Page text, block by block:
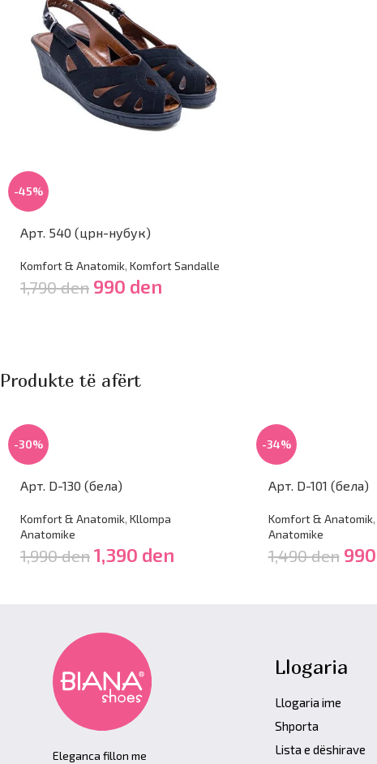
-45%
Арт. 540 (црн-нубук)
Komfort & Anatomik, Komfort Sandalle
1,790den 990 den
Produkte të afërt
-30%
Арт. D-130 (бела)
Komfort & Anatomik, Kllompa
Anatomike
1,990den 1,390 den
-34%
Арт. D-101 (бела)
Komfort & Anatomik,
Anatomike
1,490den 990
Eleganca fillon me
Llogaria
Llogaria ime
Shporta
Lista e dëshirave